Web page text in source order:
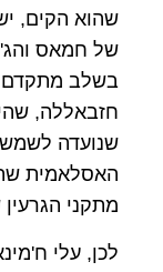
שהוא הקים,
של חמאס
בשלב מתקדם
חזבאללה,
שנועדה
האסלאמית
מתקני
לכן, עלי